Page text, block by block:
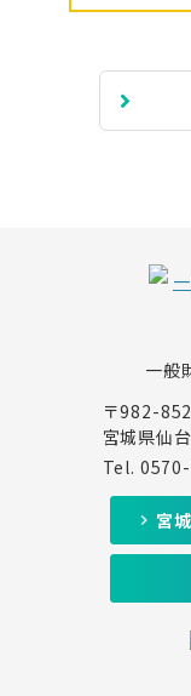
一般
〒982-
宮城県仙
Tel.
宮